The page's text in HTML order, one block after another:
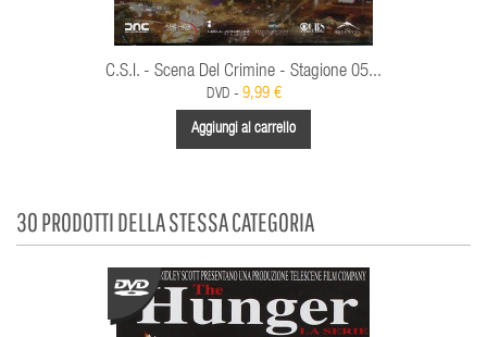
C.S.I. - Scena Del Crimine - Stagione 05...
DVD - 9,99 €
Aggiungi al carrello
30 PRODOTTI DELLA STESSA CATEGORIA